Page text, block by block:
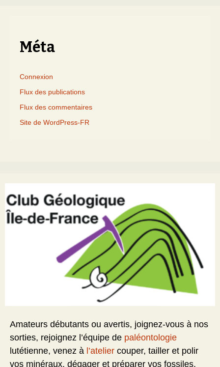
Méta
Connexion
Flux des publications
Flux des commentaires
Site de WordPress-FR
Amateurs débutants ou avertis, joignez-vous à nos
sorties, rejoignez l’équipe de paléontologie
lutétienne, venez à l’atelier couper, tailler et polir
vos minéraux, dégager et préparer vos fossiles,